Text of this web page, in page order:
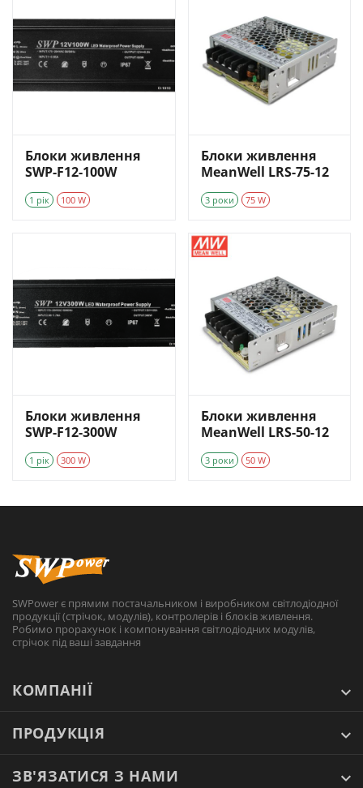
Блоки живлення
SWP-F12-100W
1 рік 100 W
Блоки живлення
MeanWell LRS-75-12
3 роки 75 W
Блоки живлення
SWP-F12-300W
1 рік 300 W
Блоки живлення
MeanWell LRS-50-12
3 роки 50 W
SWPower є прямим постачальником і виробником світлодіодної
продукції (стрічок, модулів), контролерів і блоків живлення.
Робимо прорахунок і компонування світлодіодних модулів,
стрічок під ваші завдання
КОМПАНІЇ
ПРОДУКЦІЯ
ЗВ'ЯЗАТИСЯ З НАМИ